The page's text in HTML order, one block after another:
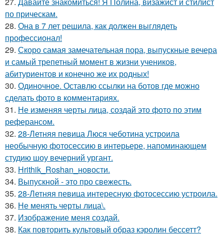
по прическам.
28. Она в 7 лет решила, как должен выглядеть
профессионал!
29. Скоро самая замечательная пора, выпускные вечера
и самый трепетный момент в жизни учеников,
абитуриентов и конечно же их родных!
30. Одиночное. Оставлю ссылки на ботов где можно
сделать фото в комментариях.
31. Не изменяя черты лица, создай это фото по этим
реферансом.
32. 28-Летняя певица Люся чеботина устроила
необычную фотосессию в интерьере, напоминающем
студию шоу вечерний ургант.
33. Hrithik_Roshan_новости.
34. Выпускной - это про свежесть.
35. 28-Летняя певица интересную фотосессию устроила.
36. Не менять черты лица\.
37. Изображение меня создай.
38. Как повторить культовый образ кэролин бессетт?